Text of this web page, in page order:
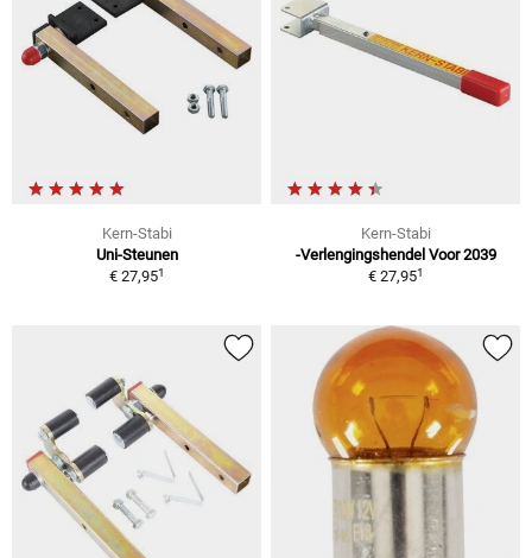
Kern-Stabi
Uni-Steunen
€ 27,951
Kern-Stabi
-Verlengingshendel Voor 2039
€ 27,951